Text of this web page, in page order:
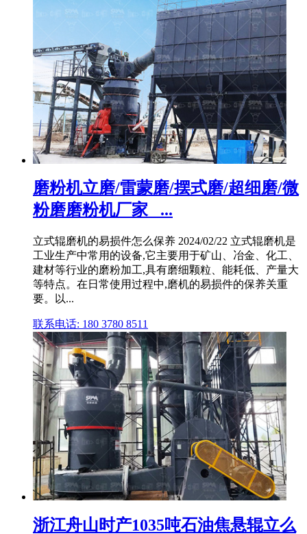
磨粉机立磨/雷蒙磨/摆式磨/超细磨/微
粉磨磨粉机厂家_ ...
立式辊磨机的易损件怎么保养 2024/02/22 立式辊磨机是
工业生产中常用的设备,它主要用于矿山、冶金、化工、
建材等行业的磨粉加工,具有磨细颗粒、能耗低、产量大
等特点。在日常使用过程中,磨机的易损件的保养关重
要。以...
联系电话: 180 3780 8511
浙江舟山时产1035吨石油焦悬辊立么